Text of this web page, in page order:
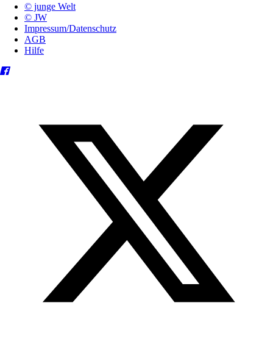
© junge Welt
© JW
Impressum/Datenschutz
AGB
Hilfe